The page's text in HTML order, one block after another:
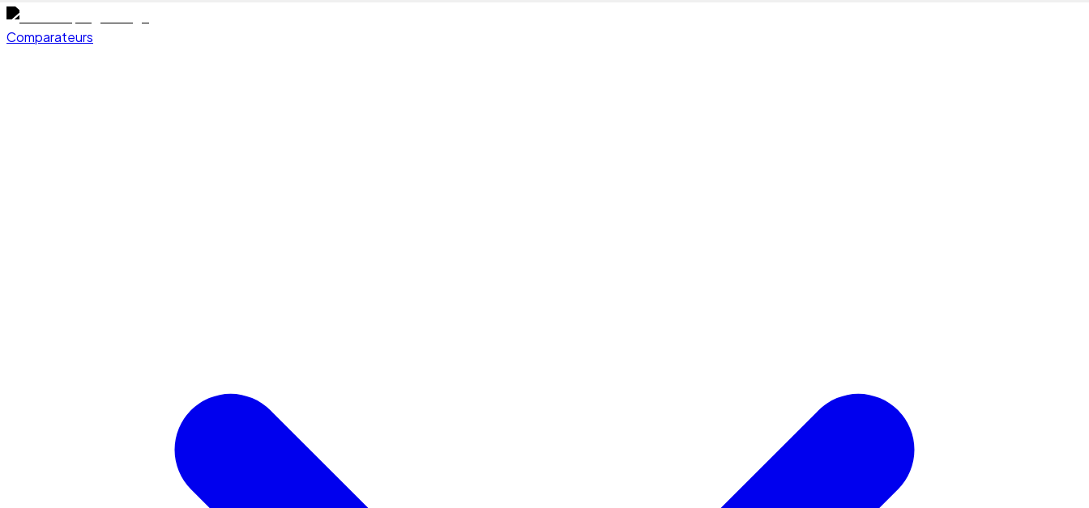
Comparateurs